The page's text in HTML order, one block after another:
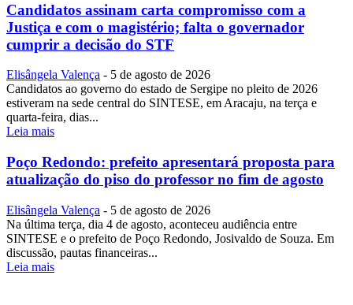
Candidatos assinam carta compromisso com a
Justiça e com o magistério; falta o governador
cumprir a decisão do STF
Elisângela Valença - 5 de agosto de 2026
Candidatos ao governo do estado de Sergipe no pleito de 2026
estiveram na sede central do SINTESE, em Aracaju, na terça e
quarta-feira, dias...
Leia mais
Poço Redondo: prefeito apresentará proposta para
atualização do piso do professor no fim de agosto
Elisângela Valença - 5 de agosto de 2026
Na última terça, dia 4 de agosto, aconteceu audiência entre
SINTESE e o prefeito de Poço Redondo, Josivaldo de Souza. Em
discussão, pautas financeiras...
Leia mais